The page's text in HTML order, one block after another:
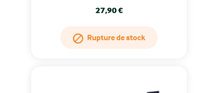
Prix
27,90 €
Rupture de stock